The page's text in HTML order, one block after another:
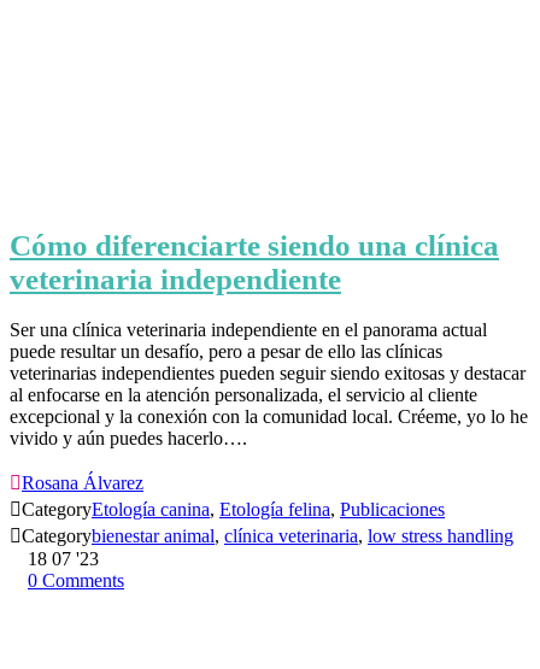
Cómo diferenciarte siendo una clínica
veterinaria independiente
Ser una clínica veterinaria independiente en el panorama actual
puede resultar un desafío, pero a pesar de ello las clínicas
veterinarias independientes pueden seguir siendo exitosas y destacar
al enfocarse en la atención personalizada, el servicio al cliente
excepcional y la conexión con la comunidad local. Créeme, yo lo he
vivido y aún puedes hacerlo….
Rosana Álvarez
CategoryEtología canina, Etología felina, Publicaciones
Categorybienestar animal, clínica veterinaria, low stress handling
18 07 '23
0 Comments